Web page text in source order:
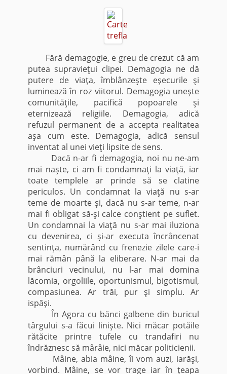
Fără demagogie, e greu de crezut că am
putea supravieţui clipei. Demagogia ne dă
putere de viaţa, îmblânzeşte eşecurile şi
luminează în roz viitorul. Demagogia uneşte
comunităţile, pacifică popoarele şi
eternizează religiile. Demagogia, adică
refuzul permanent de a accepta realitatea
aşa cum este. Demagogia, adică sensul
inventat al unei vieţi lipsite de sens.
Dacă n-ar fi demagogia, noi nu ne-am
mai naşte, ci am fi condamnaţi la viaţă, iar
toate templele ar prinde să se clatine
periculos. Un condamnat la viaţă nu s-ar
teme de moarte şi, dacă nu s-ar teme, n-ar
mai fi obligat să-şi calce conştient pe suflet.
Un condamnai la viaţă nu s-ar mai iluziona
cu devenirea, ci şi-ar executa încrâncenat
sentinţa, numărând cu frenezie zilele care-i
mai rămân până la eliberare. N-ar mai da
brânciuri vecinului, nu l-ar mai domina
lăcomia, orgoliile, oportunismul, bigotismul,
compasiunea. Ar trăi, pur şi simplu. Ar
ispăşi.
În Agora cu bănci galbene din buricul
târgului s-a făcui linişte. Nici măcar potăile
rătăcite printre tufele cu trandafiri nu
îndrăznesc să mârâie, nici măcar politicienii.
Mâine, abia mâine, îi vom auzi, iarăşi,
vorbind. Mâine, se vor trage iar în ţeapa